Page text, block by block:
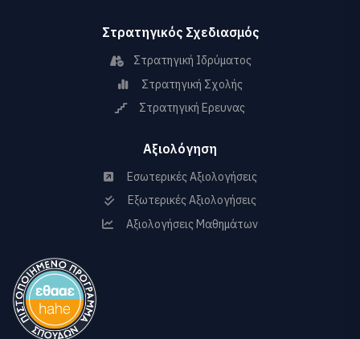
Στρατηγικός Σχεδιασμός
Στρατηγική Ιδρύματος
Στρατηγική Σχολής
Στρατηγική Ερευνας
Αξιολόγηση
Εσωτερικές Αξιολογήσεις
Εξωτερικές Αξιολογήσεις
Αξιολογήσεις Μαθημάτων